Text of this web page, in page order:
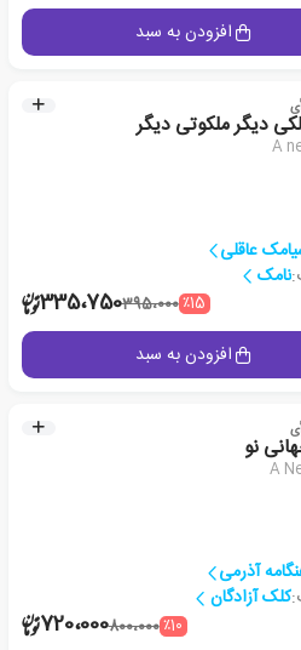
افزودن به سبد
دیگر ملکوتی دیگر
A
عاقلی
نامک
٪15395،000335،750
افزودن به سبد
نو
A
آذرمی
کلک آزادگان
٪10800،000720،000